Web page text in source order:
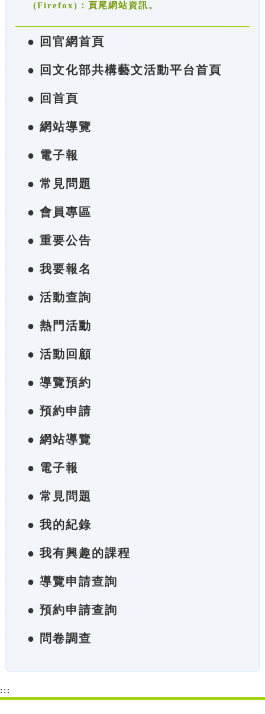
(Firefox)：頁尾網站資訊。
● 回官網首頁
● 回文化部共構藝文活動平台首頁
● 回首頁
● 網站導覽
● 電子報
● 常見問題
● 會員專區
● 重要公告
● 我要報名
● 活動查詢
● 熱門活動
● 活動回顧
● 導覽預約
● 預約申請
● 網站導覽
● 電子報
● 常見問題
● 我的紀錄
● 我有興趣的課程
● 導覽申請查詢
● 預約申請查詢
● 問卷調查
:::